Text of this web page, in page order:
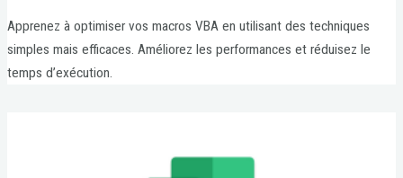
Apprenez à optimiser vos macros VBA en utilisant des techniques
simples mais efficaces. Améliorez les performances et réduisez le
temps d’exécution.